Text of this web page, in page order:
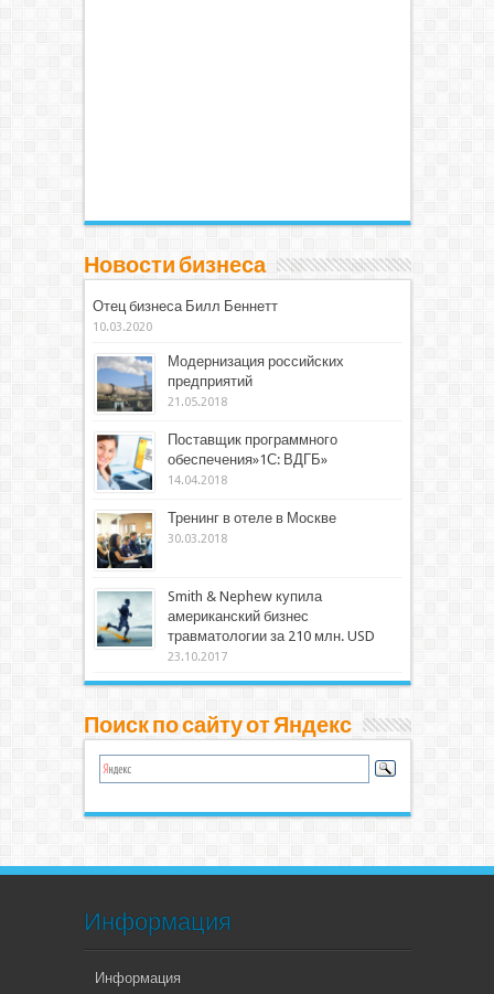
Новости бизнеса
Отец бизнеса Билл Беннетт
10.03.2020
Модернизация российских
предприятий
21.05.2018
Поставщик программного
обеспечения»1С: ВДГБ»
14.04.2018
Тренинг в отеле в Москве
30.03.2018
Smith & Nephew купила
американский бизнес
травматологии за 210 млн. USD
23.10.2017
Поиск по сайту от Яндекс
Информация
Информация